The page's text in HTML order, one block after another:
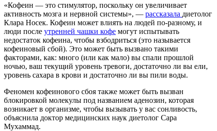
«Кофеин — это стимулятор, поскольку он увеличивает
активность мозга и нервной системы», — рассказала диетолог
Клара Носек. Кофеин может влиять на людей по-разному, и
люди после утренней чашки кофе могут испытывать
недостаток кофеина, чтобы взбодриться (это называется
кофеиновый сбой). Это может быть вызвано такими
факторами, как: много (или как мало) вы спали прошлой
ночью, ваш текущий уровень тревоги, достаточно ли вы ели,
уровень сахара в крови и достаточно ли вы пили воды.
Феномен кофеинового сбоя также может быть вызван
блокировкой молекулы под названием аденозин, которая
возникает в организме, чтобы вызывать у вас сонливость,
объяснила доктор медицинских наук диетолог Сара
Мухаммад.